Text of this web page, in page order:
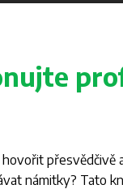
přesvědčivě
námitky? Tato